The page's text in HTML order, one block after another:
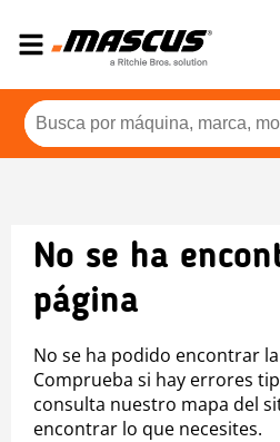
No se ha
página
No se ha podido encontrar
Comprueba si hay errores
consulta nuestro mapa del
encontrar lo que necesites.